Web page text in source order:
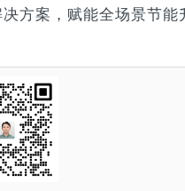
方案，赋能全场景节能